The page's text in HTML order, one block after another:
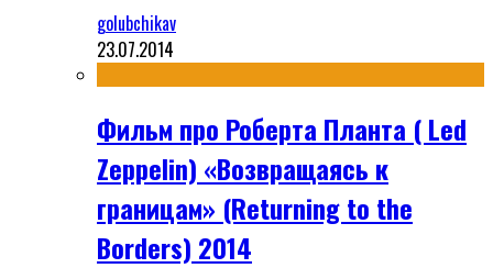
golubchikav
23.07.2014
Фильм про Роберта Планта ( Led
Zeppelin) «Возвращаясь к
границам» (Returning to the
Borders) 2014